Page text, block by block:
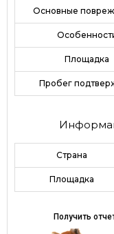
Основные
Площадка
Пробег
Страна
Площадка
Получить